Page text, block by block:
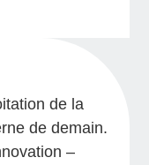
de la
de demain.
–